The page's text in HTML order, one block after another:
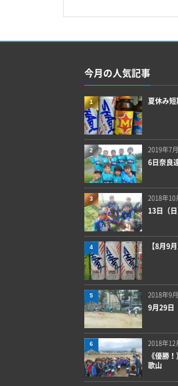
今月の人気記事
夏休み
1
2019年7
6日奈良
2
2018年10
13日（
3
【8月9
4
2018年9
9月29日
5
2018年12
《優勝
歌山
6